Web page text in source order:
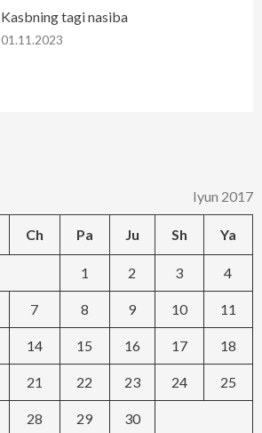
Kasbning tagi nasiba
01.11.2023
Iyun 2017
Ch Pa Ju Sh Ya
1 2 3 4
7 8 9 10 11
14 15 16 17 18
21 22 23 24 25
28 29 30